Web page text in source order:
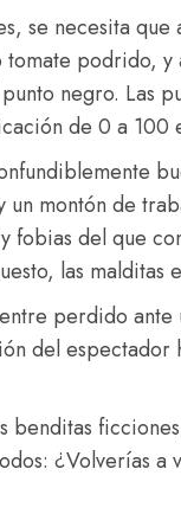
se necesita
podrido,
negro. Las
de 0 a
montón de
del que
las malditas
perdido
del
benditas
¿Volverías a